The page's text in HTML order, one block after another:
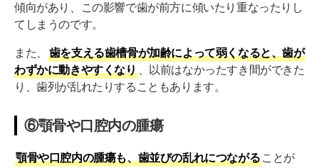
傾向があり、この影響で歯が前方に傾いたり重なったりし
てしまうのです。
また、
歯を支える歯槽骨が加齢によって弱くなると、歯が
わずかに動きやすくなり
、以前はなかったすき間ができた
り、歯列が乱れたりすることもあります。
⑥顎骨や口腔内の腫瘍
顎骨や口腔内の腫瘍も、歯並びの乱れにつながる ことが